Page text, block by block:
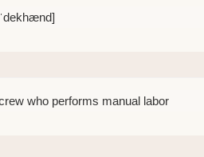
who performs manual labor